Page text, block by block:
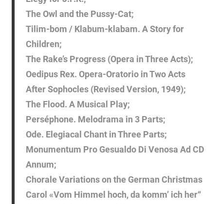
The Owl and the Pussy-Cat;
Tilim-bom / Klabum-klabam. A Story for
Children;
The Rake’s Progress (Opera in Three Acts);
Oedipus Rex. Opera-Oratorio in Two Acts
After Sophocles (Revised Version, 1949);
The Flood. A Musical Play;
Perséphone. Melodrama in 3 Parts;
Ode. Elegiacal Chant in Three Parts;
Monumentum Pro Gesualdo Di Venosa Ad CD
Annum;
Chorale Variations on the German Christmas
Carol «Vom Himmel hoch, da komm’ ich her“